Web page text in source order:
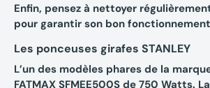
Enfin, pensez à nettoyer
pour garantir son bon
Les ponceuses girafes STANLEY
L’un des modèles phares de la
FATMAX SFMEE500S de 750 Watts.